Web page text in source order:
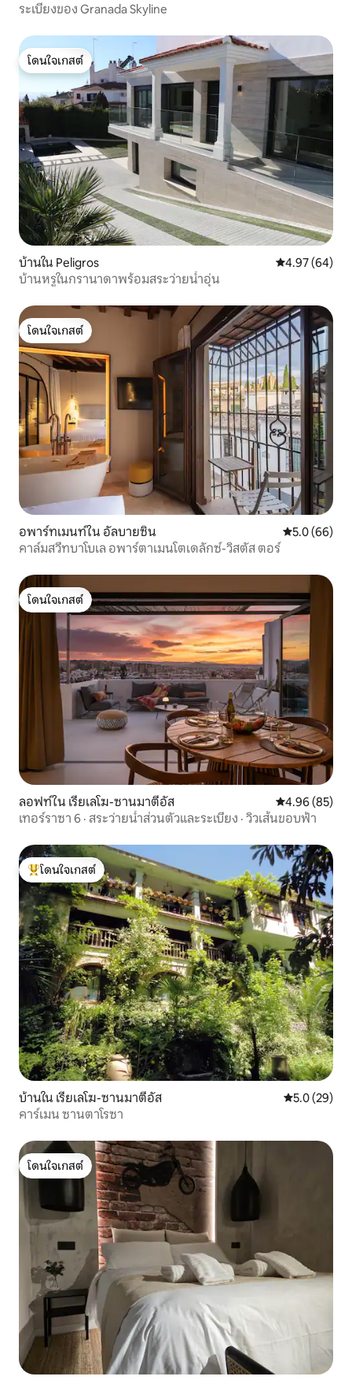
เรื่องราวเล่าว่าในช่วงปี 1679 ถึง 1682 ทั่วทั้ง
บาดบูโบนิก อย่างไรก็ตาม เอลเรอาเลโฮเป็น
ย่านที่ได้รับผลกระทบน้อยที่สุด และผู้คน
คิดว่ามันเป็นเพราะพวกเขาสวดมนต์ต่อ
หน้ารูปปั้นนี้ ความเคารพนับถือที่มีต่อ
พระองค์เพิ่มขึ้นมากจนแม้แต่อาร์ชบิชอป
Fray Bernardo de los Ríos Guzmán ก็
ประกาศว่า ใครก็ตามที่สวดพระองค์ Cristo
de los Favores ด้วยคำสวดพระบิดาและ
สวดพระแม่มารีย์ จะได้รับการให้อภัย 40 วัน
ในปัจจุบัน ทุกวันศุกร์ประเสริฐ ผู้คนจำนวน
มากจะมารวมตัวกันรอบๆ รูปปั้นในเวลา
15:00 น. เพื่อสวดมนต์และขอพรสามข้อ
ห่างออกไป 160 เมตร (เดิน 2 นาที) เราจะพบ
กับโบสถ์ซานโตโดมิงโก ซึ่งเป็นที่ฝังศพของ
ขุนนางในกรานาดา คุณไม่ควรพลาดการ
เยี่ยมชมพิพิธภัณฑ์ Casa de los Tiros ซึ่ง
อยู่ห่างจากอพาร์ทเมนท์ 80 เมตร (เดิน 1
นาที) พิพิธภัณฑ์แห่งนี้สร้างขึ้นระหว่างปี
1530 ถึง 1540 ในลักษณะคล้ายกับ
พระราชวังในกรานาดาในยุคนั้น และได้รับ
ชื่อตามปืนใหญ่ที่โผล่ออกมาระหว่างป้อม
ปราการ มันเป็นส่วนหนึ่งของกำแพงของ
ย่าน Alfareros จึงมีลักษณะเหมือนป้อม
ปราการทางทหาร โบสถ์ San Cecilio อยู่ห่าง
ออกไป 500 เมตร (เดิน 7 นาที) บ้านของปา
เดร ซัวเรซ (ติดกับพิพิธภัณฑ์ Casa de los
Tiros) วัด Convento de las Descalzas ที่
อยู่ห่างออกไป 250 เมตร (เดิน 3 นาที) หรือ
โบสถ์ San Matías ที่อยู่ห่างออกไป 240 เมตร
(เดิน 3 นาที) เป็นสถานที่ที่แขกของเราจะ
สามารถเพลิดเพลินกับเสน่ห์ของสถานที่
เหล่านั้นได้อย่างแน่นอน เมื่อเข้ามาข้างใน ที่
โถงทางเข้า เราจะเห็นว่ามันยังคงสภาพเดิม
อย่างสมบูรณ์: ประตูทางเข้า กระเบื้อง
บันไดหินอ่อน... การปรับเปลี่ยน/การ
ความตั้งใจของเราตั้งแต่แรกคือการดำเนิน
การต่อผ่านเฟอร์นิเจอร์และการตกแต่ง
ด้วยแนวคิดในการเพิ่มสัมผัสส่วนตัว สิ่งที่
สิ่งของจะมอบให้ได้ก็ต่อเมื่อสิ่งนั้นมี
เอกลักษณ์และทำขึ้นด้วยตัวเอง เรา
ต้องการให้ที่นี่เป็นที่น่ารัก และสื่อถึงความ
ตื่นเต้นที่เรามีในโครงการนี้ซึ่งเกิดขึ้นจาก
ความว่างเปล่าให้กับแขกของเรา ดังนั้น เรา
จึงเริ่มทำงาน เราผลิตเฟอร์นิเจอร์ ผลิตสิ่ง
ทอ ของตกแต่ง... ในภาพเหล่านี้ คุณจะเห็น
ว่าภายในเวลาไม่กี่เดือน ทุกอย่างเริ่มมีรูป
แบบจนกลายเป็นอพาร์ทเมนท์ในปัจจุบัน
ระเบียงของ Granada Skyline
โดนใจเกสต์
โดนใจเกสต์
บ้านใน Peligros คะแนนเฉลี่ย
4.97 (64)
บ้านหรูในกรานาดาพร้อมสระว่ายน้ำอุ่น
โดนใจเกสต์
โดนใจเกสต์
อพาร์ทเมนท์ใน อัลบายซิน คะแนนเฉลี่ย
5.0 (66)
คาล์มสวีทบาโบเล อพาร์ตาเมนโตเดลักซ์-วิสตัส ตอร์
โดนใจเกสต์
โดนใจเกสต์
ลอฟท์ใน เรียเลโฆ-ซานมาตีอัส คะแนนเฉลี่ย
4.96 (85)
เทอร์ราซา 6 · สระว่ายน้ำส่วนตัวและระเบียง · วิวเส้นขอบฟ้า
โดนใจเกสต์ที่สุด
โดนใจเกสต์
บ้านใน เรียเลโฆ-ซานมาตีอัส คะแนนเฉลี่ย
5.0 (29)
คาร์เมน ซานตาโรซา
โดนใจเกสต์
โดนใจเกสต์